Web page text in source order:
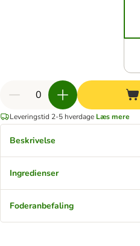
Leveringstid 2-5 hverdage Læs mere
Beskrivelse
Ingredienser
Foderanbefaling